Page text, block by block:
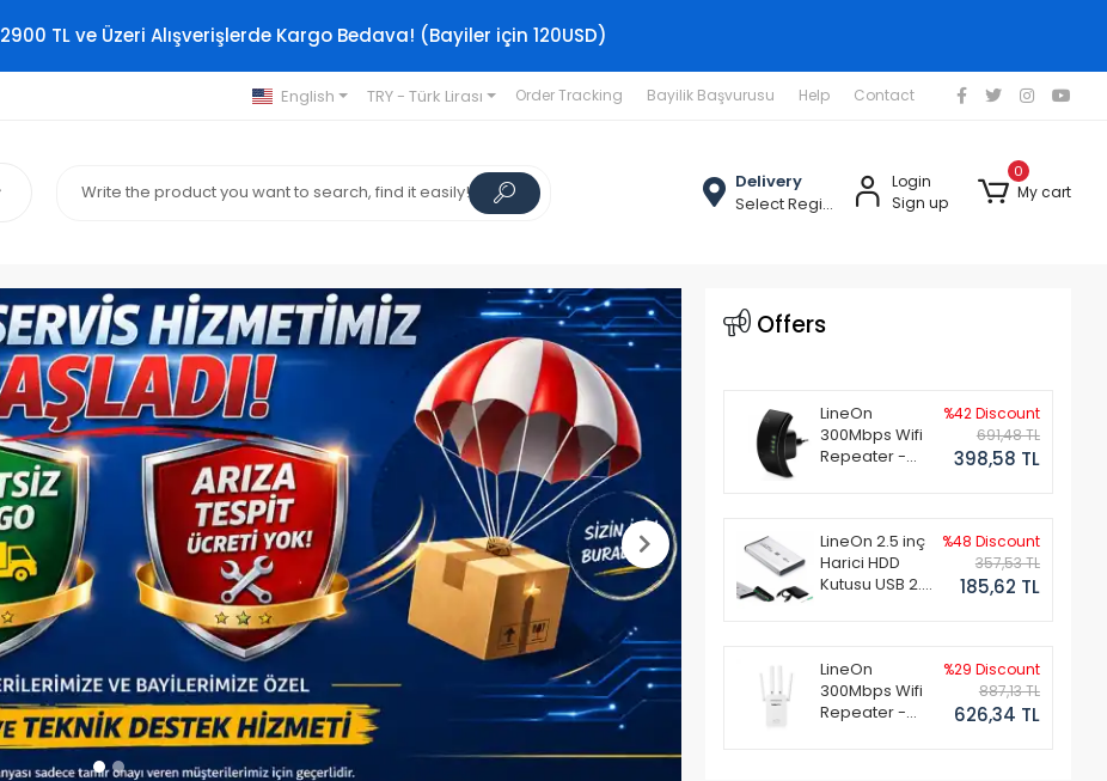
2900 TL ve Üzeri Alışverişlerde Kargo Bedava! (Bayiler için 120USD)
English TRY - Türk Lirası Order Tracking Bayilik Başvurusu Help Contact
Delivery
Select Region
Login
Sign up
0
My cart
Offers
LineOn
300Mbps Wifi
Repeater -
%42 Discount
691,48 TL
398,58 TL
LineOn 2.5 inç
Harici HDD
Kutusu USB 2.0
%48 Discount
357,53 TL
185,62 TL
LineOn
300Mbps Wifi
Repeater -
%29 Discount
887,13 TL
626,34 TL